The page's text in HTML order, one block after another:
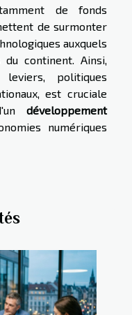
de fonds
de surmonter
auxquels
continent. Ainsi,
politiques
est cruciale
développement
numériques